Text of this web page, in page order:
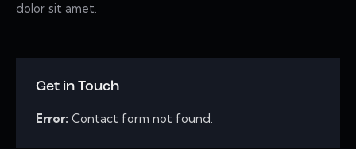
dolor sit amet.
Get in Touch
Error: Contact form not found.